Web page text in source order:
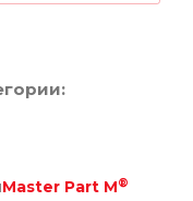
Master Part M®